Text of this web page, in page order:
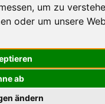
um zu
oder um unsere
ab
ändern
In den
Warenkorb
GGRMLHMF
charmant und vielseitig –
“Ring Motiv Leuchte”
als nur eine Lichtquelle;